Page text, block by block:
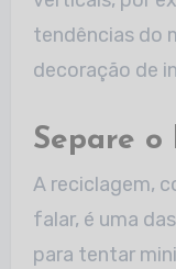
tendências do
decoração de
Separe
A reciclagem,
falar, é uma
para tentar